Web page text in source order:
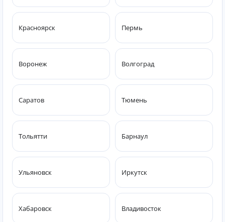
Красноярск Пермь
Воронеж Волгоград
Саратов Тюмень
Тольятти Барнаул
Ульяновск Иркутск
Хабаровск Владивосток